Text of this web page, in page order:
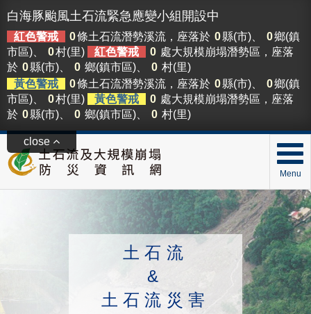
close
白海豚颱風土石流緊急應變小組開設中
紅色警戒 0條土石流潛勢溪流，座落於 0縣(市)、 0鄉(鎮
市區)、
0村(里) 紅色警戒 0 處大規模崩塌潛勢區，座落
於 0縣(市)、 0 鄉(鎮市區)、 0 村(里)
黃色警戒
0條土石流潛勢溪流，座落於 0縣(市)、 0鄉(鎮
市區)、
0村(里) 黃色警戒 0 處大規模崩塌潛勢區，座落
於 0縣(市)、 0 鄉(鎮市區)、 0 村(里)
Menu
土石流
&
土石流災害